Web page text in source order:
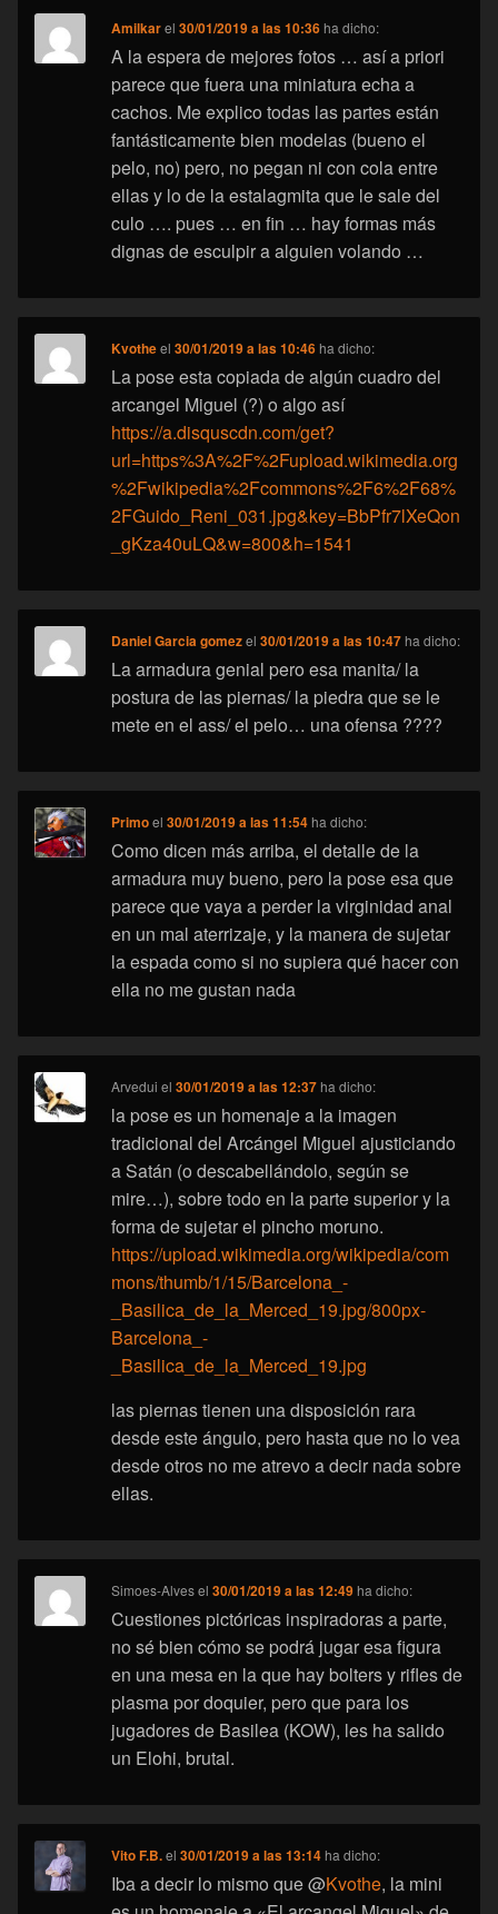
Amilkarel30/01/2019 a las 10:36 ha dicho:
A la espera de mejores fotos … así a priori
parece que fuera una miniatura echa a
cachos. Me explico todas las partes están
fantásticamente bien modelas (bueno el
pelo, no) pero, no pegan ni con cola entre
ellas y lo de la estalagmita que le sale del
culo …. pues … en fin … hay formas más
dignas de esculpir a alguien volando …
Kvotheel30/01/2019 a las 10:46 ha dicho:
La pose esta copiada de algún cuadro del
arcangel Miguel (?) o algo así
https://a.disquscdn.com/get?
url=https%3A%2F%2Fupload.wikimedia.org
%2Fwikipedia%2Fcommons%2F6%2F68%
2FGuido_Reni_031.jpg&key=BbPfr7lXeQon
_gKza40uLQ&w=800&h=1541
Daniel Garcia gomezel30/01/2019 a las 10:47 ha dicho:
La armadura genial pero esa manita/ la
postura de las piernas/ la piedra que se le
mete en el ass/ el pelo… una ofensa ????
Primoel30/01/2019 a las 11:54 ha dicho:
Como dicen más arriba, el detalle de la
armadura muy bueno, pero la pose esa que
parece que vaya a perder la virginidad anal
en un mal aterrizaje, y la manera de sujetar
la espada como si no supiera qué hacer con
ella no me gustan nada
Arvedui el30/01/2019 a las 12:37 ha dicho:
la pose es un homenaje a la imagen
tradicional del Arcángel Miguel ajusticiando
a Satán (o descabellándolo, según se
mire…), sobre todo en la parte superior y la
forma de sujetar el pincho moruno.
https://upload.wikimedia.org/wikipedia/com
mons/thumb/1/15/Barcelona_-
_Basilica_de_la_Merced_19.jpg/800px-
Barcelona_-
_Basilica_de_la_Merced_19.jpg
las piernas tienen una disposición rara
desde este ángulo, pero hasta que no lo vea
desde otros no me atrevo a decir nada sobre
ellas.
Simoes-Alvesel30/01/2019 a las 12:49 ha dicho:
Cuestiones pictóricas inspiradoras a parte,
no sé bien cómo se podrá jugar esa figura
en una mesa en la que hay bolters y rifles de
plasma por doquier, pero que para los
jugadores de Basilea (KOW), les ha salido
un Elohi, brutal.
Vito F.B.el30/01/2019 a las 13:14 ha dicho:
Iba a decir lo mismo que @Kvothe, la mini